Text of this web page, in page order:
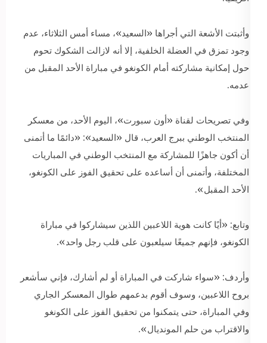
وأثبتت الأشعة التي أجراها «السعيد»، مساء أمس الثلاثاء، عدم
وجود تمزق في العضلة الخلفية، إلا أنه لازالت الشكوك تحوم
حول إمكانية مشاركته أمام الكونغو في مباراة الأحد المقبل من
عدمه.
وفي تصريحات لقناة «أون سبورت»، اليوم الأحد، من معسكر
المنتخب الوطني ببرج العرب، قال «السعيد»: «دائمًا ما أتمنى
أن أكون جاهزًا للمشاركة مع المنتخب الوطني في المباريات
المختلفة، وأتمنى أن أساعده على تحقيق الفوز على الكونغو،
الأحد المقبل».
وتابع: «أيًا كانت هوية اللاعبين اللذين سيشاركوا في مباراة
الكونغو، فإنهم جميعًا سيلعبون على قلب رجل واحد».
وأردف: «سواء شاركت في المباراة أو لم أشارك، فإني سأشعر
بروح اللاعبين، وسوف أقوم بدعمهم طوال المعسكر الجاري
وفي المباراة، حتى يتمكنوا من تحقيق الفوز على الكونغو
والاقتراب من حلم المونديال».